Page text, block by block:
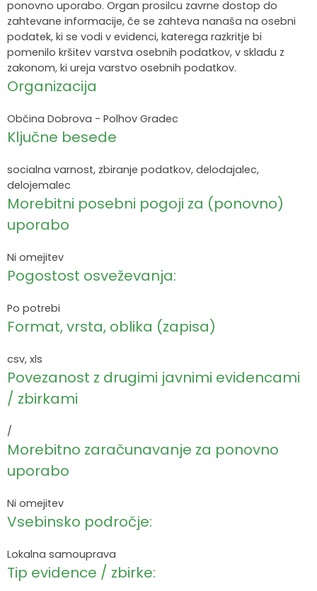
ponovno uporabo. Organ prosilcu zavrne dostop do
zahtevane informacije, če se zahteva nanaša na osebni
podatek, ki se vodi v evidenci, katerega razkritje bi
pomenilo kršitev varstva osebnih podatkov, v skladu z
zakonom, ki ureja varstvo osebnih podatkov.
Organizacija
Občina Dobrova - Polhov Gradec
Ključne besede
socialna varnost, zbiranje podatkov, delodajalec,
delojemalec
Morebitni posebni pogoji za (ponovno)
uporabo
Ni omejitev
Pogostost osveževanja:
Po potrebi
Format, vrsta, oblika (zapisa)
csv, xls
Povezanost z drugimi javnimi evidencami
/ zbirkami
/
Morebitno zaračunavanje za ponovno
uporabo
Ni omejitev
Vsebinsko področje:
Lokalna samouprava
Tip evidence / zbirke:
Krajevne skupnosti
Gasilstvo in civilna zaščita
Občinski nagrajenci
Strateški dokumenti
Javni zavod Polhograjska graščina
Turistična taksa
Vprašajte občino
Predlagajte občini
Letovanje za starejše
Organizacije s področja socialnega varstva
Portal eUprava
Zasebni vrtci in varuhi predšolskih otrok
Merilniki hitrosti
Lokalni ponudniki hrane in izdelkov
Trajnostni razvoj turizma
Župnije
Cenik storitev
Režijski obrat
JP VOKA SNAGA